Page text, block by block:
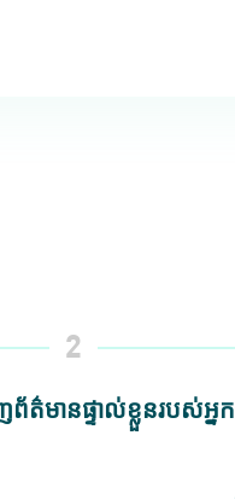
2
ត៌មានផ្ទាល់ខ្លួនរបស់អ្នក